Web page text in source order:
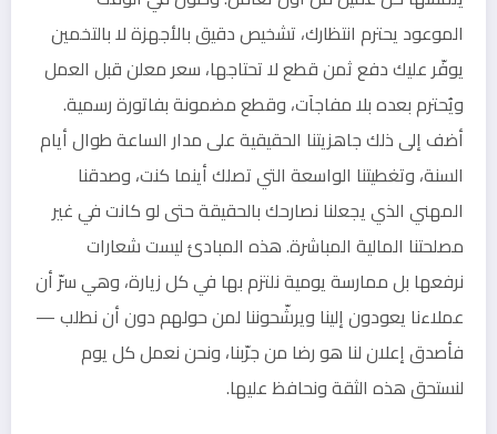
الموعود يحترم انتظارك، تشخيص دقيق بالأجهزة لا بالتخمين
يوفّر عليك دفع ثمن قطع لا تحتاجها، سعر معلن قبل العمل
ويُحترم بعده بلا مفاجآت، وقطع مضمونة بفاتورة رسمية.
أضف إلى ذلك جاهزيتنا الحقيقية على مدار الساعة طوال أيام
السنة، وتغطيتنا الواسعة التي تصلك أينما كنت، وصدقنا
المهني الذي يجعلنا نصارحك بالحقيقة حتى لو كانت في غير
مصلحتنا المالية المباشرة. هذه المبادئ ليست شعارات
نرفعها بل ممارسة يومية نلتزم بها في كل زيارة، وهي سرّ أن
عملاءنا يعودون إلينا ويرشّحوننا لمن حولهم دون أن نطلب —
فأصدق إعلان لنا هو رضا من جرّبنا، ونحن نعمل كل يوم
لنستحق هذه الثقة ونحافظ عليها.